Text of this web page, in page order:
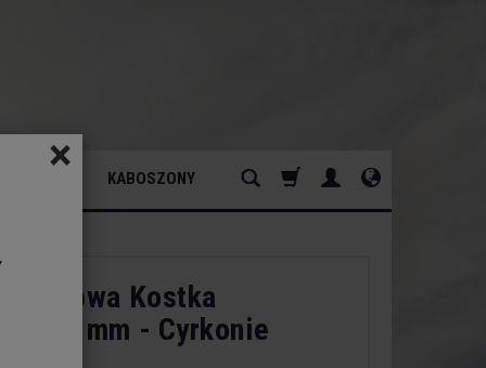
× KABOSZONY
Różowa Kostka
3 mm - Cyrkonie